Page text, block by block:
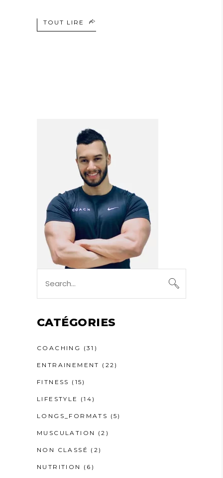
TOUT LIRE
for:
CATÉGORIES
COACHING (31)
ENTRAINEMENT (22)
FITNESS (15)
LIFESTYLE (14)
LONGS_FORMATS (5)
MUSCULATION (2)
NON CLASSÉ (2)
NUTRITION (6)